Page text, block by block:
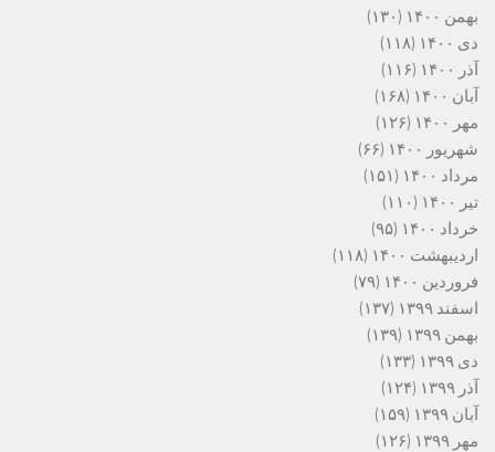
بهمن ۱۴۰۰
(۱۳۰)
دی ۱۴۰۰
(۱۱۸)
آذر ۱۴۰۰
(۱۱۶)
آبان ۱۴۰۰
(۱۶۸)
مهر ۱۴۰۰
(۱۲۶)
شهریور ۱۴۰۰
(۶۶)
مرداد ۱۴۰۰
(۱۵۱)
تیر ۱۴۰۰
(۱۱۰)
خرداد ۱۴۰۰
(۹۵)
اردیبهشت ۱۴۰۰
(۱۱۸)
فروردین ۱۴۰۰
(۷۹)
اسفند ۱۳۹۹
(۱۳۷)
بهمن ۱۳۹۹
(۱۳۹)
دی ۱۳۹۹
(۱۳۳)
آذر ۱۳۹۹
(۱۲۴)
آبان ۱۳۹۹
(۱۵۹)
مهر ۱۳۹۹
(۱۲۶)